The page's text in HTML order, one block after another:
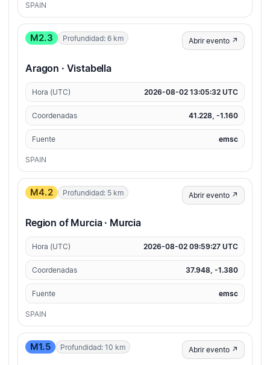
SPAIN
M2.3 Profundidad: 6 km Abrir evento ↗
Aragon · Vistabella
Hora (UTC) 2026-08-02 13:05:32 UTC
Coordenadas 41.228, -1.160
Fuente emsc
SPAIN
M4.2 Profundidad: 5 km Abrir evento ↗
Region of Murcia · Murcia
Hora (UTC) 2026-08-02 09:59:27 UTC
Coordenadas 37.948, -1.380
Fuente emsc
SPAIN
M1.5 Profundidad: 10 km Abrir evento ↗